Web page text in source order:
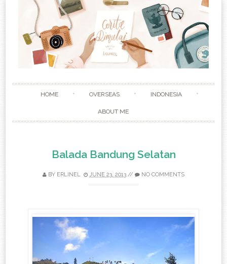
HOME OVERSEAS INDONESIA
ABOUT ME
Balada Bandung Selatan
BY ERLINEL JUNE 23, 2013 // NO COMMENTS